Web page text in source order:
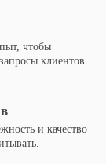
чтобы
клиентов.
и качество